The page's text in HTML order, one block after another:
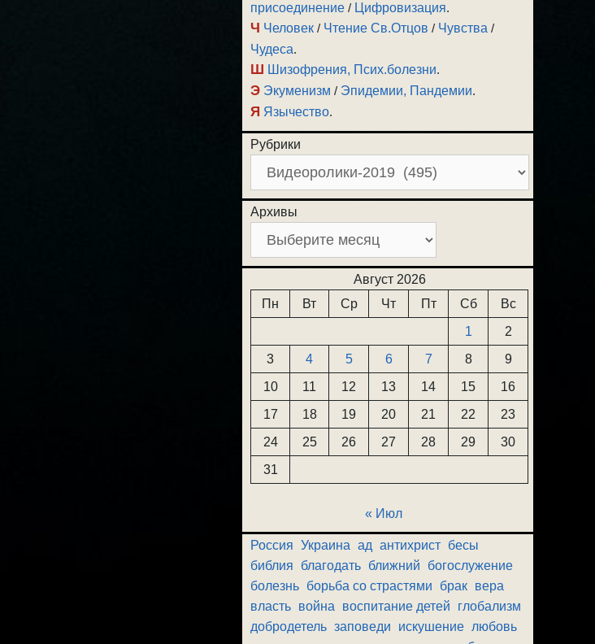
присоединение / Цифровизация.
Ч Человек / Чтение Св.Отцов / Чувства /
Чудеса.
Ш Шизофрения, Псих.болезни.
Э Экуменизм / Эпидемии, Пандемии.
Я Язычество.
Рубрики
Архивы
Август 2026
Пн
Вт Ср Чт Пт Сб
Вс
1
2
3
4 5 6 7 8
9
10
11 12 13 14 15
16
17
18 19 20 21 22
23
24
25 26 27 28 29
30
31
« Июл
Россия Украина ад антихрист бесы
библия
благодать ближний
богослужение
болезнь борьба со страстями брак вера
власть война воспитание детей
глобализм
добродетель заповеди искушение любовь